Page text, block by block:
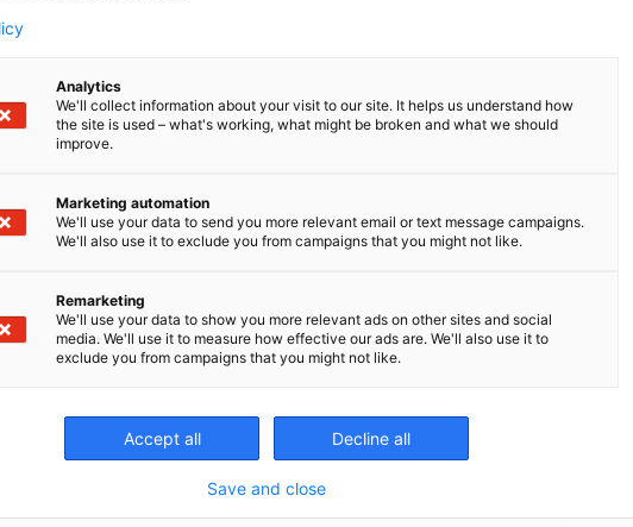
Analytics
We'll collect information about your visit to our site. It helps us understand how
the site is used – what's working, what might be broken and what we should
improve.
Marketing automation
We'll use your data to send you more relevant email or text message campaigns.
We'll also use it to exclude you from campaigns that you might not like.
Remarketing
We'll use your data to show you more relevant ads on other sites and social
media. We'll use it to measure how effective our ads are. We'll also use it to
exclude you from campaigns that you might not like.
Accept all Decline all
Save and close